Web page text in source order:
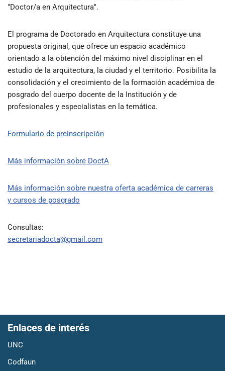
"Doctor/a en Arquitectura".
El programa de Doctorado en Arquitectura constituye una
propuesta original, que ofrece un espacio académico
orientado a la obtención del máximo nivel disciplinar en el
estudio de la arquitectura, la ciudad y el territorio. Posibilita la
consolidación y el crecimiento de la formación académica de
posgrado del cuerpo docente de la Institución y de
profesionales y especialistas en la temática.
Formulario de preinscripción
Más información sobre DoctA
Más información sobre nuestra oferta académica de carreras
y cursos de posgrado
Consultas:
secretariadocta@gmail.com
Enlaces de interés
UNC
Codfaun